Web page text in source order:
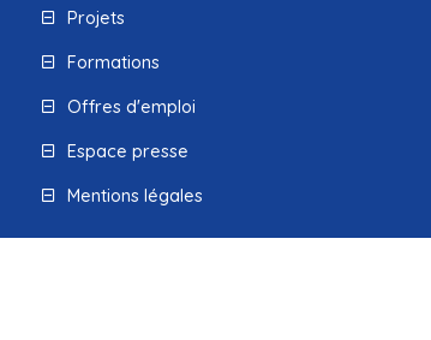
Projets
Formations
Offres d'emploi
Espace presse
Mentions légales